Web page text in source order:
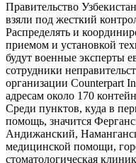
Правительство
взяли под жесткий
Распределять и
приемом и установкой
будут военные эксперты
сотрудники
организации Counterpart
адресам около 170
Среди пунктов, куда в
помощь, значится
Андижанский,
медицинской помощи,
стоматологическая